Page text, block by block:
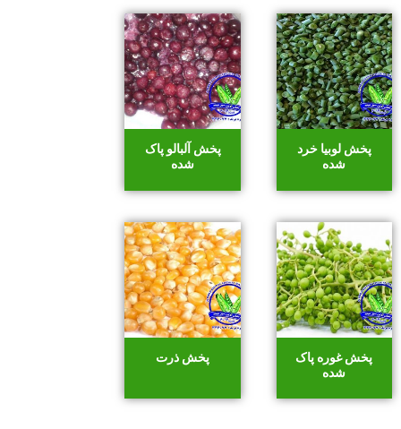
پخش لوبیا خرد
شده
پخش آلبالو پاک
شده
پخش غوره پاک
شده
پخش ذرت